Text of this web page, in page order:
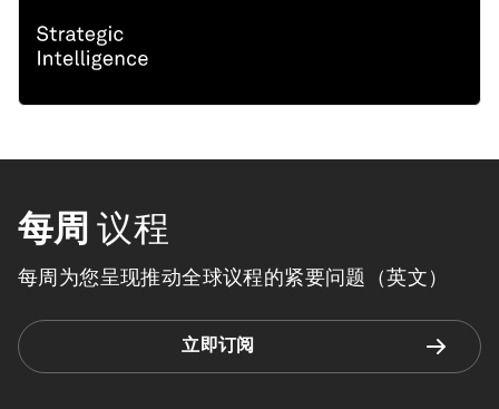
每周 议程
每周为您呈现推动全球议程的紧要问题（英文）
立即订阅